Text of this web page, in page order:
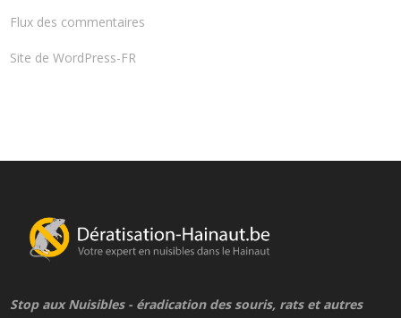
Flux des commentaires
Site de WordPress-FR
Stop aux Nuisibles - éradication des souris, rats et autres